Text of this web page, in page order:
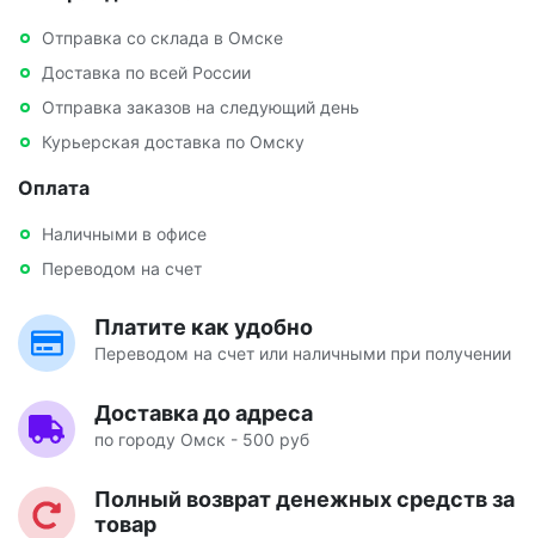
Отправка со склада в Омске
Доставка по всей России
Отправка заказов на следующий день
Курьерская доставка по Омску
Оплата
Наличными в офисе
Переводом на счет
Платите как удобно
Переводом на счет или наличными при получении
Доставка до адреса
по городу Омск - 500 руб
Полный возврат денежных средств за
товар